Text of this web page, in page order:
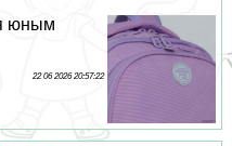
юным
22 06 2026 20:57:22